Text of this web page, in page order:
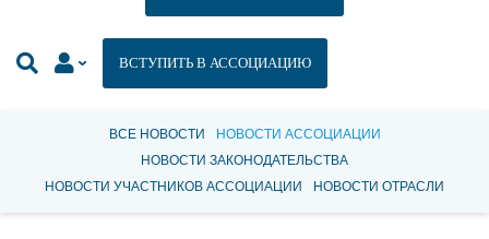
ВСТУПИТЬ В АССОЦИАЦИЮ
ВСЕ НОВОСТИ
НОВОСТИ АССОЦИАЦИИ
НОВОСТИ ЗАКОНОДАТЕЛЬСТВА
НОВОСТИ УЧАСТНИКОВ АССОЦИАЦИИ
НОВОСТИ ОТРАСЛИ